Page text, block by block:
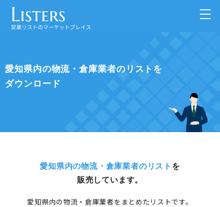
愛知県内の物流・倉庫業者のリストを
ダウンロード
愛知県内の物流・倉庫業者のリスト を
販売しています。
愛知県内の物流・倉庫業者をまとめたリストです。